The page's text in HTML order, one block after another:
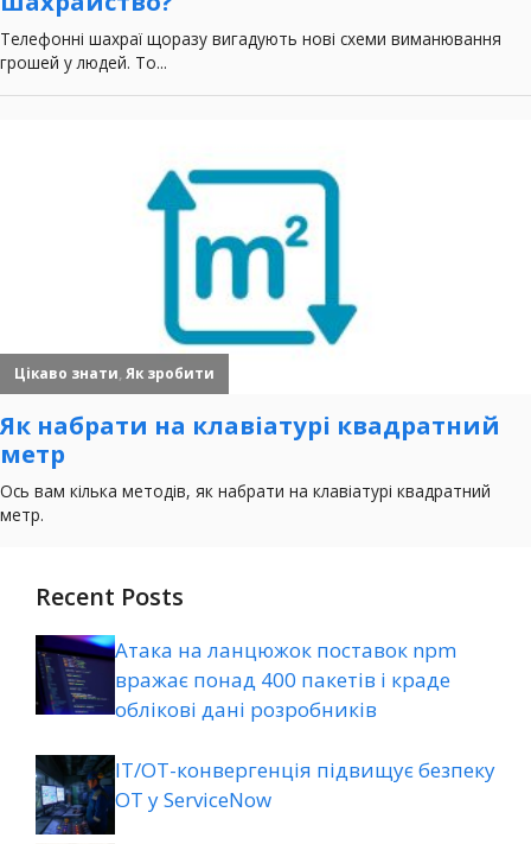
Recent Posts
Атака на ланцюжок поставок npm
вражає понад 400 пакетів і краде
облікові дані розробників
ІТ/ОТ-конвергенція підвищує безпеку
ОТ у ServiceNow